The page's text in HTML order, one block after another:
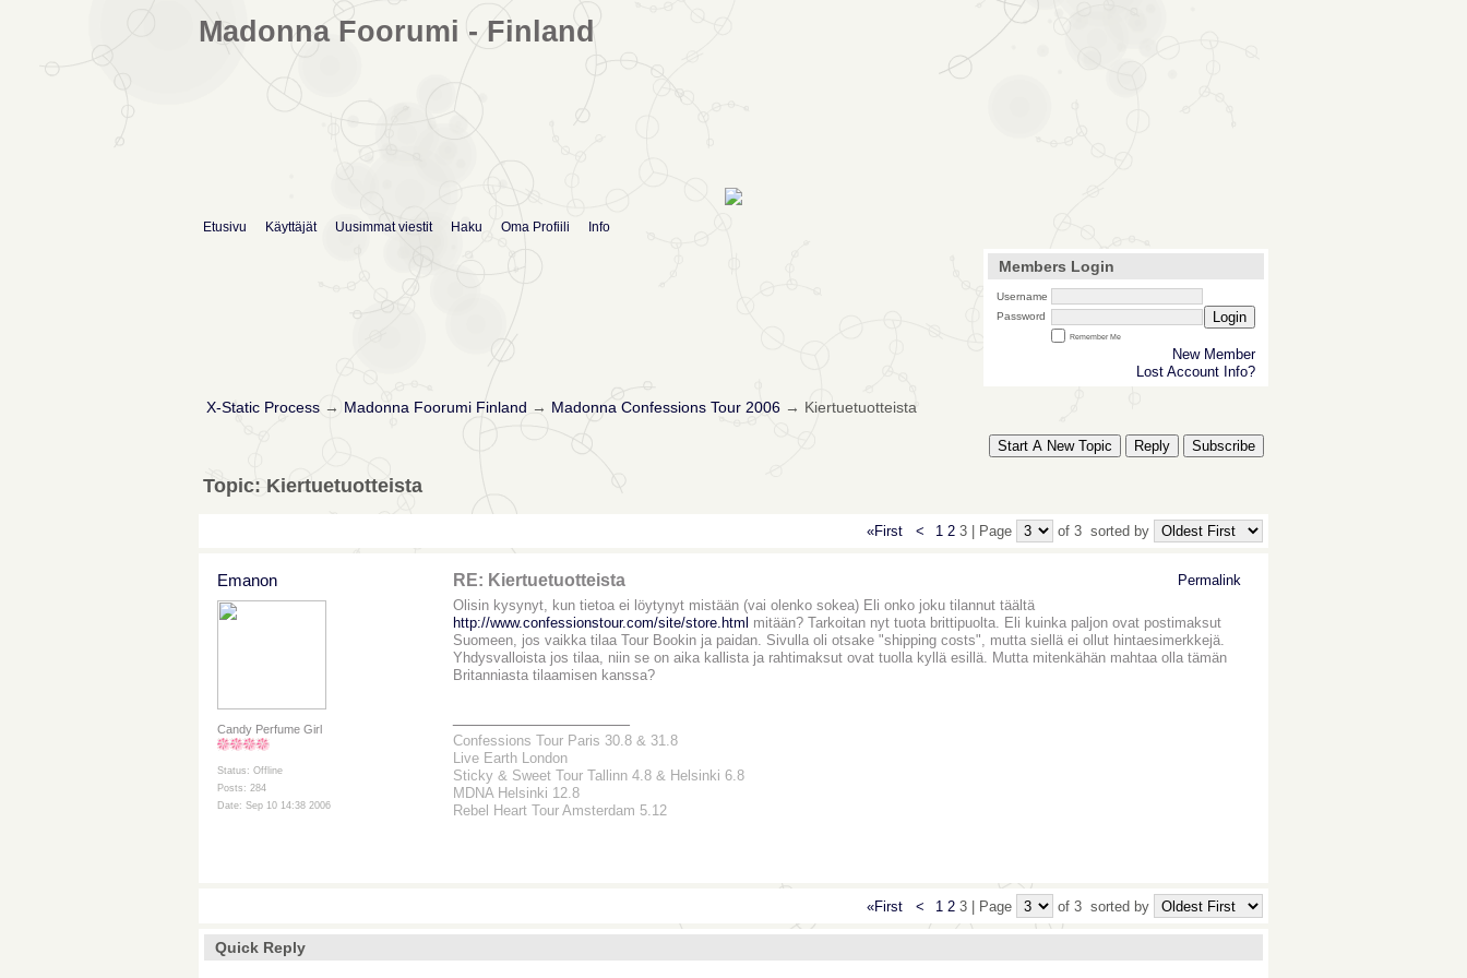
Madonna Foorumi - Finland
Etusivu Käyttäjät Uusimmat viestit Haku Oma Profiili Info
Members Login
Username
Password
Login
Remember Me
New Member
Lost Account Info?
X-Static Process→ Madonna Foorumi Finland → Madonna Confessions Tour 2006→ Kiertuetuotteista
Start A New Topic Reply Subscribe
Topic: Kiertuetuotteista
«First < 1 23 | Page of 3 sorted by
Emanon
Candy Perfume Girl
Status: Offline
Posts: 284
Date: Sep 10 14:38 2006
RE: Kiertuetuotteista
Permalink
Olisin kysynyt, kun tietoa ei löytynyt mistään (vai olenko sokea) Eli onko joku tilannut täältä
http://www.confessionstour.com/site/store.html mitään? Tarkoitan nyt tuota brittipuolta. Eli kuinka paljon ovat postimaksut
Suomeen, jos vaikka tilaa Tour Bookin ja paidan. Sivulla oli otsake "shipping costs", mutta siellä ei ollut hintaesimerkkejä.
Yhdysvalloista jos tilaa, niin se on aika kallista ja rahtimaksut ovat tuolla kyllä esillä. Mutta mitenkähän mahtaa olla tämän
Britanniasta tilaamisen kanssa?
Confessions Tour Paris 30.8 & 31.8
Live Earth London
Sticky & Sweet Tour Tallinn 4.8 & Helsinki 6.8
MDNA Helsinki 12.8
Rebel Heart Tour Amsterdam 5.12
«First < 1 23 | Page of 3 sorted by
Quick Reply